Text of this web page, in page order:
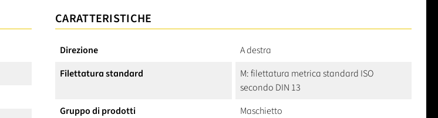
CARATTERISTICHE
Direzione
A destra
Filettatura standard
M: filettatura metrica standard ISO
secondo DIN 13
Gruppo di prodotti
Maschietto